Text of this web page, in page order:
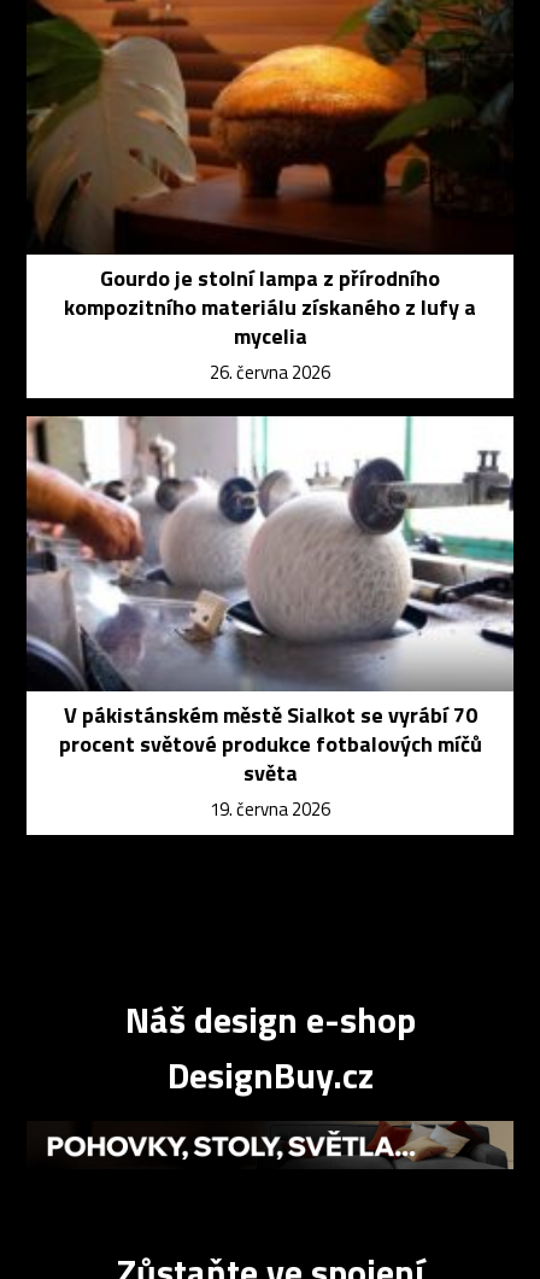
Gourdo je stolní lampa z přírodního
kompozitního materiálu získaného z lufy a
mycelia
26. června 2026
V pákistánském městě Sialkot se vyrábí 70
procent světové produkce fotbalových míčů
světa
19. června 2026
Náš design e-shop
DesignBuy.cz